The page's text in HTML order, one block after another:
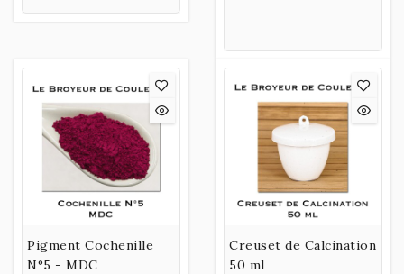
Pigment Cochenille
N°5 - MDC
Creuset de Calcination
50 ml